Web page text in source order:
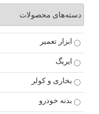
ابزار تعمیر
ایربگ
بخاری و کولر
بدنه خودرو